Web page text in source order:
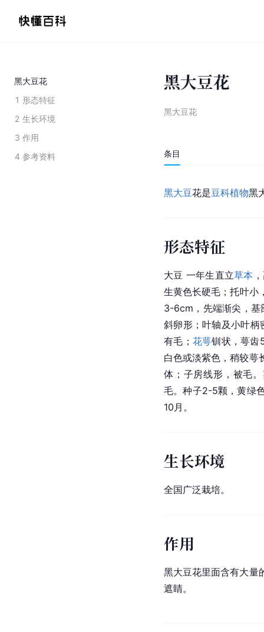
黑大豆花
1 形态特征
2 生长环境
3 作用
4 参考资料
黑大豆花
黑大豆花
条目
黑大豆花是豆科植物黑
形态特征
大豆 一年生直立草本
生黄色长硬毛；托叶小
3-6cm，先端渐尖，基
斜卵形；叶轴及小叶柄
有毛； 花萼钏状，萼齿
白色或淡紫色，稍较萼
体；子房线形，被毛。
毛。种子2-5颗，黄绿
10月。
生长环境
全国广泛栽培。
作用
黑大豆花里面含有大量
遮睛。